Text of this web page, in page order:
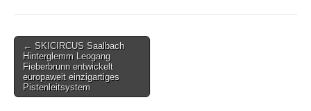
Post
navigation
← SKICIRCUS Saalbach
Hinterglemm Leogang
Fieberbrunn entwickelt
europaweit einzigartiges
Pistenleitsystem